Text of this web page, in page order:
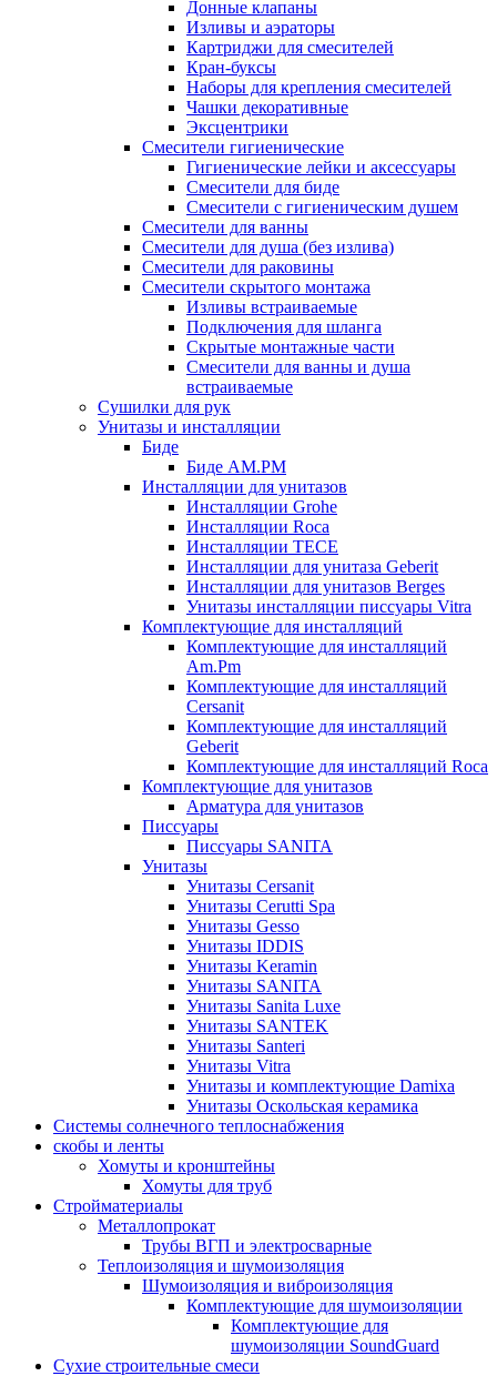
Донные клапаны
Изливы и аэраторы
Картриджи для смесителей
Кран-буксы
Наборы для крепления смесителей
Чашки декоративные
Эксцентрики
Смесители гигиенические
Гигиенические лейки и аксессуары
Смесители для биде
Смесители с гигиеническим душем
Смесители для ванны
Смесители для душа (без излива)
Смесители для раковины
Смесители скрытого монтажа
Изливы встраиваемые
Подключения для шланга
Скрытые монтажные части
Смесители для ванны и душа
встраиваемые
Сушилки для рук
Унитазы и инсталляции
Биде
Биде AM.PM
Инсталляции для унитазов
Инсталляции Grohe
Инсталляции Roca
Инсталляции TECE
Инсталляции для унитаза Geberit
Инсталляции для унитазов Berges
Унитазы инсталляции писсуары Vitra
Комплектующие для инсталляций
Комплектующие для инсталляций
Am.Pm
Комплектующие для инсталляций
Cersanit
Комплектующие для инсталляций
Geberit
Комплектующие для инсталляций Roca
Комплектующие для унитазов
Арматура для унитазов
Писсуары
Писсуары SANITA
Унитазы
Унитазы Cersanit
Унитазы Cerutti Spa
Унитазы Gesso
Унитазы IDDIS
Унитазы Keramin
Унитазы SANITA
Унитазы Sanita Luxe
Унитазы SANTEK
Унитазы Santeri
Унитазы Vitra
Унитазы и комплектующие Damixa
Унитазы Оскольская керамика
Системы солнечного теплоснабжения
скобы и ленты
Хомуты и кронштейны
Хомуты для труб
Стройматериалы
Металлопрокат
Трубы ВГП и электросварные
Теплоизоляция и шумоизоляция
Шумоизоляция и виброизоляция
Комплектующие для шумоизоляции
Комплектующие для
шумоизоляции SoundGuard
Сухие строительные смеси